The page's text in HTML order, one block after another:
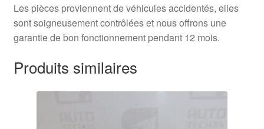
Les pièces proviennent de véhicules accidentés, elles
sont soigneusement contrôlées et nous offrons une
garantie de bon fonctionnement pendant 12 mois.
Produits similaires